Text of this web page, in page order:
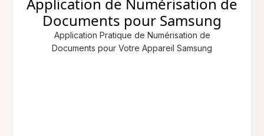
Documents pour Samsung
Application Pratique de Numérisation de
Documents pour Votre Appareil Samsung